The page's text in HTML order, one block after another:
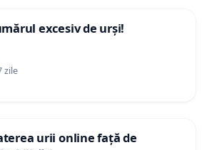
excesiv de urși!
zile
urii online față de